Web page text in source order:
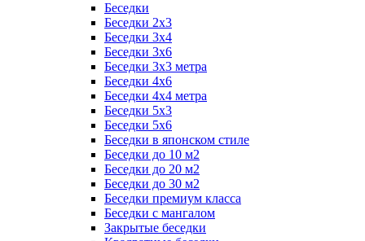
Беседки
Беседки 2x3
Беседки 3x4
Беседки 3x6
Беседки 3х3 метра
Беседки 4x6
Беседки 4х4 метра
Беседки 5x3
Беседки 5x6
Беседки в японском стиле
Беседки до 10 м2
Беседки до 20 м2
Беседки до 30 м2
Беседки премиум класса
Беседки с мангалом
Закрытые беседки